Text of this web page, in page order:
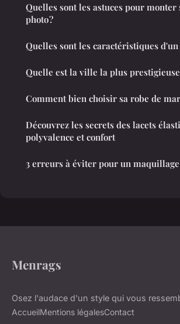
Quelles sont les astuces pour monter
photo ?
Quelles sont les caractéristiques
Quelle est la ville la plus
Comment bien choisir sa robe de
Découvrez les secrets des lacets
polyvalence et confort
3 erreurs à éviter pour un
Menrags
Osez l'audace d'un style qui vous
AccueilMentions légalesContact